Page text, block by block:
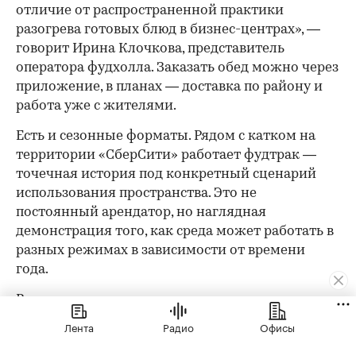
отличие от распространенной практики
разогрева готовых блюд в бизнес-центрах», —
говорит Ирина Клочкова, представитель
оператора фудхолла. Заказать обед можно через
приложение, в планах — доставка по району и
работа уже с жителями.
Есть и сезонные форматы. Рядом с катком на
территории «СберСити» работает фудтрак —
точечная история под конкретный сценарий
использования пространства. Это не
постоянный арендатор, но наглядная
демонстрация того, как среда может работать в
разных режимах в зависимости от времени
года.
В жилых корпусах запланированы помещения
под аптеки, фитнес и детские центры. Названий
пока не раскрывают, но вектор очевиден:
Лента Радио Офисы